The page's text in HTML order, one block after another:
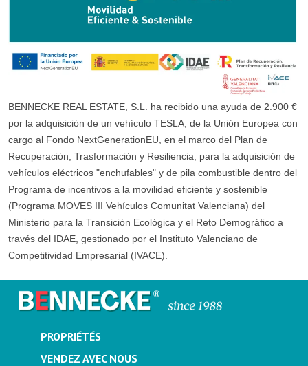
BENNECKE REAL ESTATE, S.L. ha recibido una ayuda de 2.900 €
por la adquisición de un vehículo TESLA, de la Unión Europea con
cargo al Fondo NextGenerationEU, en el marco del Plan de
Recuperación, Trasformación y Resiliencia, para la adquisición de
vehículos eléctricos "enchufables" y de pila combustible dentro del
Programa de incentivos a la movilidad eficiente y sostenible
(Programa MOVES III Vehículos Comunitat Valenciana) del
Ministerio para la Transición Ecológica y el Reto Demográfico a
través del IDAE, gestionado por el Instituto Valenciano de
Competitividad Empresarial (IVACE).
PROPRIÉTÉS
VENDEZ AVEC NOUS